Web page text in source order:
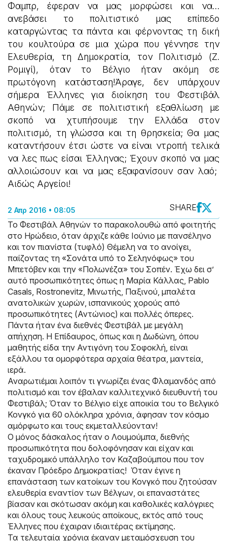
Φαμπρ, έφεραν να μας μορφώσει και να…
ανεβάσει το πολιτιστικό μας επίπεδο
καταργώντας τα πάντα και φέρνοντας τη δική
του κουλτούρα σε μια χώρα που γέννησε την
Ελευθερία, τη Δημοκρατία, τον Πολιτισμό (Ζ.
Ρομιγί), όταν το Βέλγιο ήταν ακόμη σε
πρωτόγονη κατάσταση!Άραγε, δεν υπάρχουν
σήμερα Έλληνες για διοίκηση του Φεστιβάλ
Αθηνών; Πάμε σε πολιτιστική εξαθλίωση με
σκοπό να χτυπήσουμε την Ελλάδα στον
πολιτισμό, τη γλώσσα και τη θρησκεία; Θα μας
καταντήσουν έτσι ώστε να είναι ντροπή τελικά
να λες πως είσαι Έλληνας; Έχουν σκοπό να μας
αλλοιώσουν και να μας εξαφανίσουν σαν λαό;
Αιδώς Αργείοι!
2 Απρ 2016 • 08:05
SHARE
Το Φεστιβάλ Αθηνών το παρακολουθώ από φοιτητής
στο Ηρώδειο, όταν άρχιζε κάθε Ιούνιο με πανσέληνο
και τον πιανίστα (τυφλό) Θέμελη να το ανοίγει,
παίζοντας τη «Σονάτα υπό το Σεληνόφως» του
Μπετόβεν και την «Πολωνέζα» του Σοπέν. Έχω δει σ’
αυτό προσωπικότητες όπως η Μαρία Κάλλας, Pablo
Casals, Rostronevitz, Mινωτής, Παξινού, μπαλέτα
ανατολικών χωρών, ισπανικούς χορούς από
προσωπικότητες (Αντώνιος) και πολλές όπερες.
Πάντα ήταν ένα διεθνές Φεστιβάλ με μεγάλη
απήχηση. Η Επίδαυρος, όπως και η Δωδώνη, όπου
μαθητής είδα την Αντιγόνη του Σοφοκλή, είναι
εξάλλου τα ομορφότερα αρχαία θέατρα, μαντεία,
ιερά.
Αναρωτιέμαι λοιπόν τι γνωρίζει ένας Φλαμανδός από
πολιτισμό και τον έβαλαν καλλιτεχνικό διευθυντή του
Φεστιβάλ; Όταν το Βέλγιο είχε αποικία του το Βελγικό
Κονγκό για 60 ολόκληρα χρόνια, άφησαν τον κόσμο
αμόρφωτο και τους εκμεταλλεύονταν!
Ο μόνος δάσκαλος ήταν ο Λουμούμπα, διεθνής
προσωπικότητα που δολοφόνησαν και είχαν και
ταχυδρομικό υπάλληλο τον Καζαβούμπου που τον
έκαναν Πρόεδρο Δημοκρατίας! Όταν έγινε η
επανάσταση των κατοίκων του Κονγκό που ζητούσαν
ελευθερία εναντίον των Βέλγων, οι επαναστάτες
βίασαν και σκότωσαν ακόμη και καθολικές καλόγριες
και όλους τους λευκούς αποίκους, εκτός από τους
Έλληνες που έχαιραν ιδιαιτέρας εκτίμησης.
Τα τελευταία χρόνια έκαναν μεταμόσχευση του